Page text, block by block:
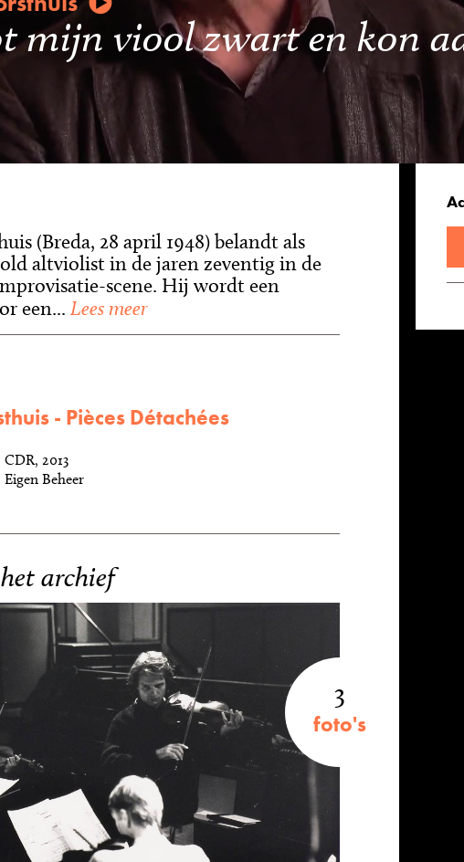
mijn viool zwart en kon
(Breda, 28 april 1948) belandt als
altviolist in de jaren zeventig in de
scene. Hij wordt een
een... Lees meer
- Pièces Détachées
CDR, 2013
Eigen Beheer
archief
3
foto's